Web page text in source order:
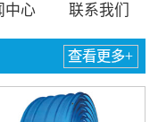
中心 联系我们
查看更多+